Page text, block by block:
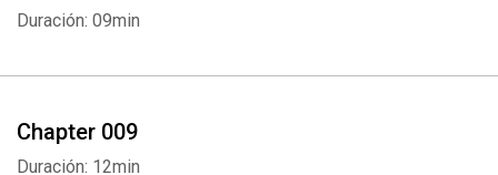
Duración: 09min
Chapter 009
Duración: 12min